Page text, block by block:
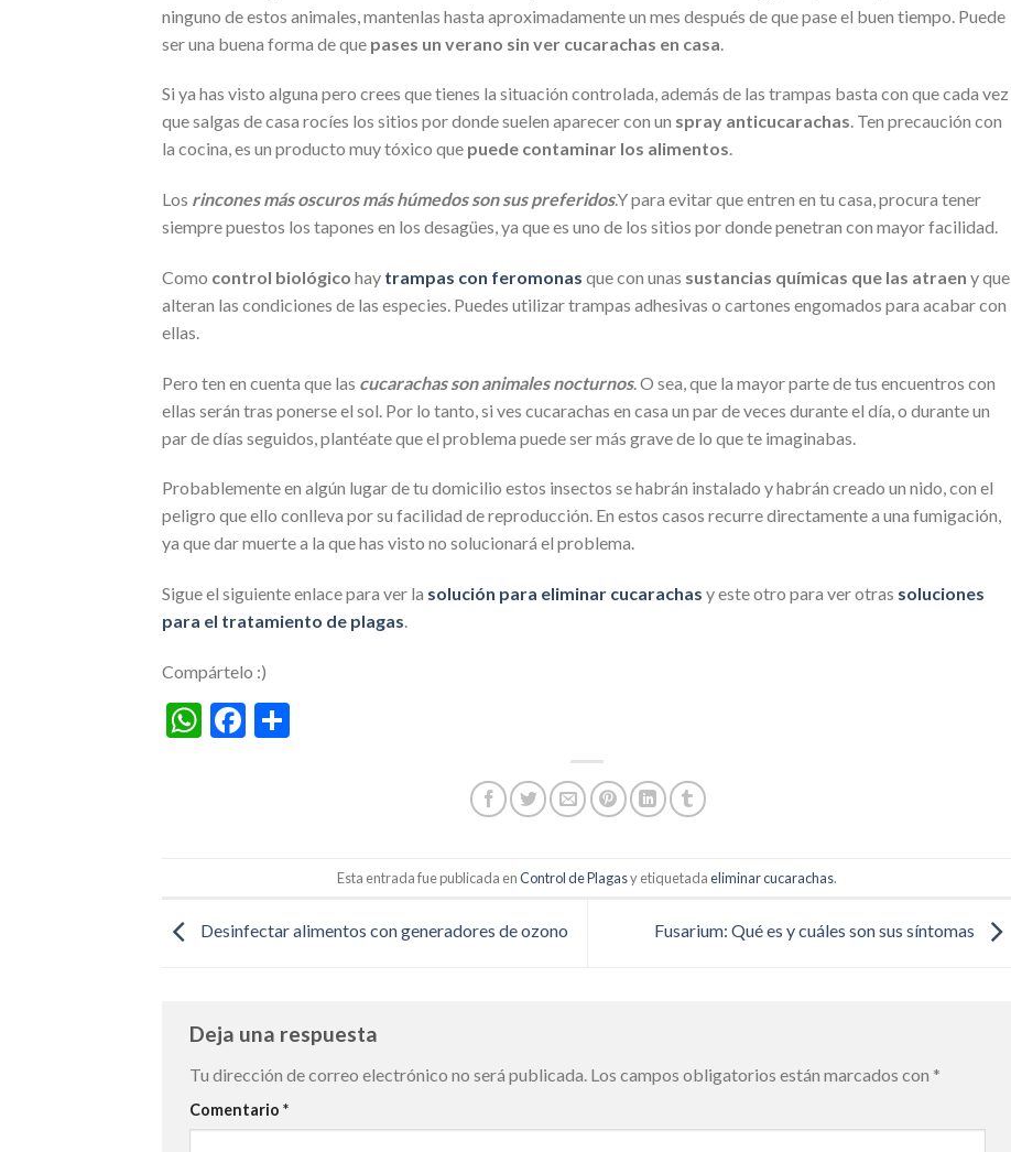
ninguno de estos animales, mantenlas hasta aproximadamente un mes después de que pase el buen tiempo. Puede
ser una buena forma de que pases un verano sin ver cucarachas en casa
Si ya has visto alguna pero crees que tienes la situación controlada, además de las trampas basta con que cada vez
que salgas de casa rocíes los sitios por donde suelen aparecer con un spray anticucarachas. Ten precaución con
la cocina, es un producto muy tóxico que puede contaminar los alimentos.
Los rincones más oscuros más húmedos son sus preferidos.Y para evitar que entren en tu casa, procura tener
siempre puestos los tapones en los desagües, ya que es uno de los sitios por donde penetran con mayor facilidad.
Como control biológico hay trampas con feromonas que con unas sustancias químicas que las atraen y que
alteran las condiciones de las especies. Puedes utilizar trampas adhesivas o cartones engomados para acabar con
ellas.
Pero ten en cuenta que las cucarachas son animales nocturnos. O sea, que la mayor parte de tus encuentros con
ellas serán tras ponerse el sol. Por lo tanto, si ves cucarachas en casa un par de veces durante el día, o durante un
par de días seguidos, plantéate que el problema puede ser más grave de lo que te imaginabas.
Probablemente en algún lugar de tu domicilio estos insectos se habrán instalado y habrán creado un nido, con el
peligro que ello conlleva por su facilidad de reproducción. En estos casos recurre directamente a una fumigación,
ya que dar muerte a la que has visto no solucionará el problema.
Sigue el siguiente enlace para ver la solución para eliminar cucarachas y este otro para ver otras soluciones
para el tratamiento de plagas.
Compártelo :)
WhatsApp
Facebook
Esta entrada fue publicada enControl de Plagasy etiquetadaeliminar cucarachas.
Desinfectar alimentos con generadores de ozono Fusarium: Qué es y cuáles son sus síntomas
Deja una respuesta
Tu dirección de correo electrónico no será publicada. Los campos obligatorios están marcados con *
Comentario *